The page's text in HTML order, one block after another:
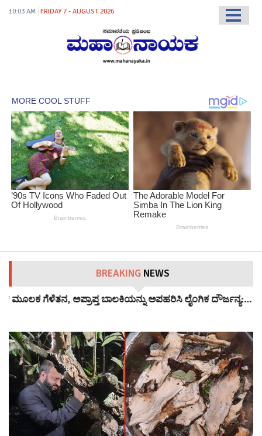
10:03 AM FRIDAY 7 - AUGUST 2026
BREAKING NEWS
ಗೆಳೆತನ, ಅಪ್ರಾಪ್ತ ಬಾಲಕಿಯನ್ನು ಅಪಹರಿಸಿ ಲೈಂಗಿಕ ದೌರ್ಜನ್ಯ:…